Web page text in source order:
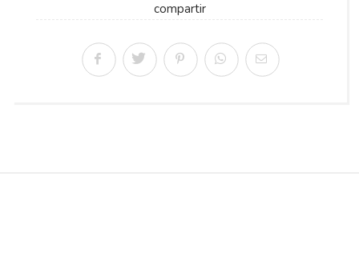
compartir